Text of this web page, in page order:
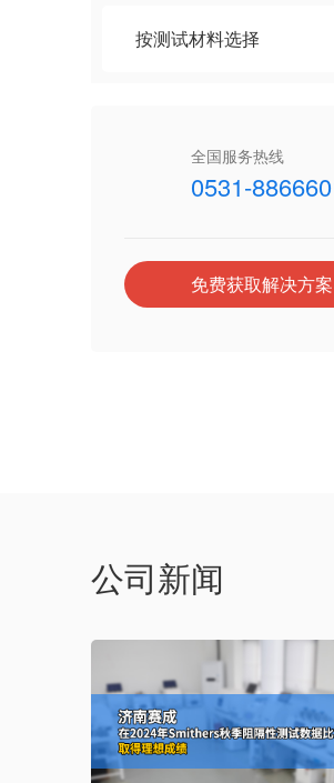
按测试材料选择
全国服务热线
0531-
免费获取解决方案
公司新闻